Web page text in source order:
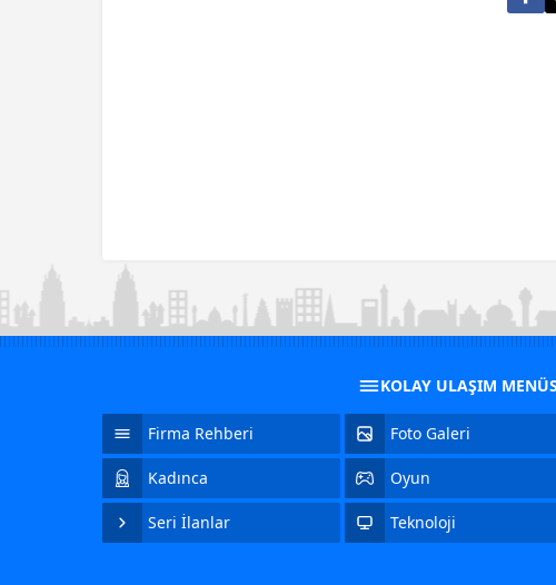
KOLAY ULAŞIM
Firma Rehberi Foto Galeri
Kadınca Oyun
Seri İlanlar Teknoloji